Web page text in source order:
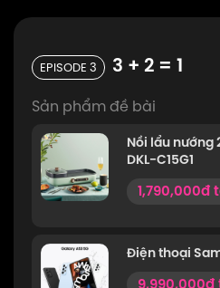
EPISODE 3 3 + 2 = 1
Sản phẩm đề bài
Nồi lẩu nướng
DKL-C15G1
1,790,000đ
Điện thoại
9,990,000đ